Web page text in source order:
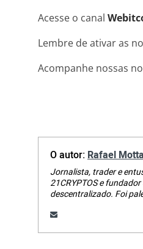
Acesse o canal
Lembre de ativar as
Acompanhe nossas
O autor:Rafael
Jornalista, trader e
21CRYPTOS e
descentralizado. Foi